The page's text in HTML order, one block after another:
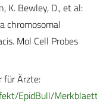
K. Bewley, D., et al:
chromosomal
Mol Cell Probes
für Ärzte:
EpidBull/